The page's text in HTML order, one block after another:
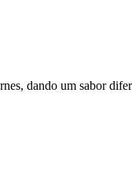
dando um sabor